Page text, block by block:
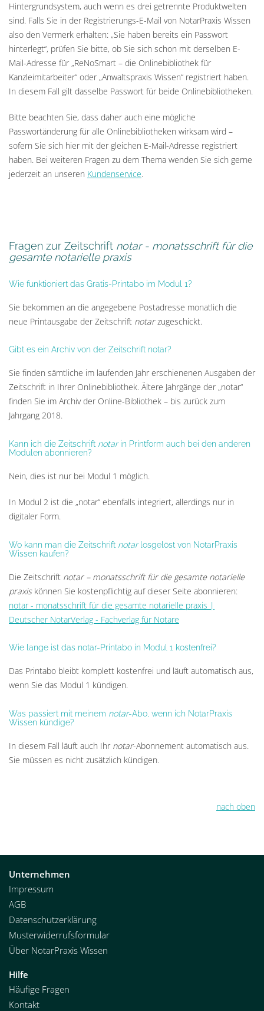
Hintergrundsystem, auch wenn es drei getrennte Produktwelten
sind. Falls Sie in der Registrierungs-E-Mail von NotarPraxis Wissen
also den Vermerk erhalten: „Sie haben bereits ein Passwort
hinterlegt“, prüfen Sie bitte, ob Sie sich schon mit derselben E-
Mail-Adresse für „ReNoSmart – die Onlinebibliothek für
Kanzleimitarbeiter“ oder „Anwaltspraxis Wissen“ registriert haben.
In diesem Fall gilt dasselbe Passwort für beide Onlinebibliotheken.
Bitte beachten Sie, dass daher auch eine mögliche
Passwortänderung für alle Onlinebibliotheken wirksam wird –
sofern Sie sich hier mit der gleichen E-Mail-Adresse registriert
haben. Bei weiteren Fragen zu dem Thema wenden Sie sich gerne
jederzeit an unseren Kundenservice.
Fragen zur Zeitschrift notar - monatsschrift für die
gesamte notarielle praxis
Wie funktioniert das Gratis-Printabo im Modul 1?
Sie bekommen an die angegebene Postadresse monatlich die
neue Printausgabe der Zeitschrift notarzugeschickt.
Gibt es ein Archiv von der Zeitschrift notar?
Sie finden sämtliche im laufenden Jahr erschienenen Ausgaben der
Zeitschrift in Ihrer Onlinebibliothek. Ältere Jahrgänge der „notar“
finden Sie im Archiv der Online-Bibliothek – bis zurück zum
Jahrgang 2018.
Kann ich die Zeitschrift notarin Printform auch bei den anderen
Modulen abonnieren?
Nein, dies ist nur bei Modul 1 möglich.
In Modul 2 ist die „notar“ ebenfalls integriert, allerdings nur in
digitaler Form.
Wo kann man die Zeitschrift notarlosgelöst von NotarPraxis
Wissen kaufen?
Die Zeitschrift notar – monatsschrift für die gesamte notarielle
praxiskönnen Sie kostenpflichtig auf dieser Seite abonnieren:
notar - monatsschrift für die gesamte notarielle praxis |
Deutscher NotarVerlag - Fachverlag für Notare
Wie lange ist das notar-Printabo in Modul 1 kostenfrei?
Das Printabo bleibt komplett kostenfrei und läuft automatisch aus,
wenn Sie das Modul 1 kündigen.
Was passiert mit meinem notar-Abo, wenn ich NotarPraxis
Wissen kündige?
In diesem Fall läuft auch Ihr notar-Abonnement automatisch aus.
Sie müssen es nicht zusätzlich kündigen.
nach oben
Unternehmen
Impressum
AGB
Datenschutzerklärung
Musterwiderrufsformular
Über NotarPraxis Wissen
Hilfe
Häufige Fragen
Kontakt